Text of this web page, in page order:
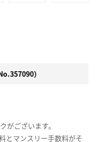
）
がございます。
とマンスリー手数料がそ